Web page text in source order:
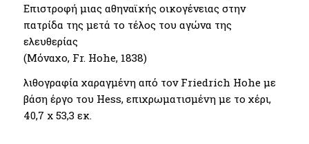
Επιστροφή μιας αθηναϊκής οικογένειας στην
πατρίδα της μετά το τέλος του αγώνα της
ελευθερίας
(Μόναχο, Fr. Hohe, 1838)
λιθογραφία χαραγμένη από τον Friedrich Hohe με
βάση έργο του Hess, επιχρωματισμένη με το χέρι,
40,7 x 53,3 εκ.